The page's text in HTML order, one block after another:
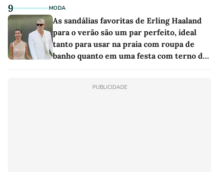
9 MODA
As sandálias favoritas de Erling Haaland
para o verão são um par perfeito, ideal
tanto para usar na praia com roupa de
banho quanto em uma festa com terno de
PUBLICIDADE